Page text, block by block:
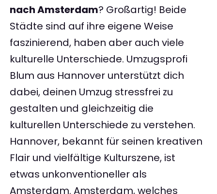
nach Amsterdam? Großartig! Beide
Städte sind auf ihre eigene Weise
faszinierend, haben aber auch viele
kulturelle Unterschiede. Umzugsprofi
Blum aus Hannover unterstützt dich
dabei, deinen Umzug stressfrei zu
gestalten und gleichzeitig die
kulturellen Unterschiede zu verstehen.
Hannover, bekannt für seinen kreativen
Flair und vielfältige Kulturszene, ist
etwas unkonventioneller als
Amsterdam. Amsterdam, welches